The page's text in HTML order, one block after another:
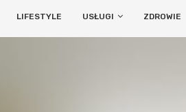
LIFESTYLE USŁUGI ZDROWIE